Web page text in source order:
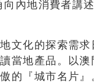
內地消費者講
文化的探索需求
當地產品。以澳
的『城市名片』